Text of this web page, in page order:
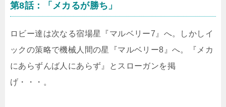
第8話：「メカるが勝ち」
ロビー達は次なる宿場星『マルベリー7』へ。しかしイ
ックの策略で機械人間の星『マルベリー8』へ。『メカ
にあらずんば人にあらず』とスローガンを掲
げ・・・。